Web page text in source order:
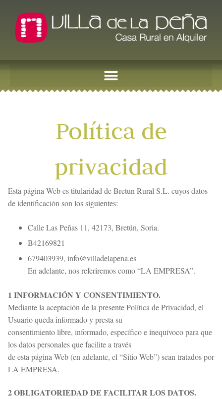
Política de
privacidad
Esta página Web es titularidad de Bretun Rural S.L. cuyos datos
de identificación son los siguientes:
Calle Las Peñas 11, 42173, Bretún, Soria.
B42169821
679403939, info@villadelapena.es
En adelante, nos referiremos como “LA EMPRESA”.
1 INFORMACIÓN Y CONSENTIMIENTO.
Mediante la aceptación de la presente Política de Privacidad, el
Usuario queda informado y presta su
consentimiento libre, informado, específico e inequívoco para que
los datos personales que facilite a través
de esta página Web (en adelante, el “Sitio Web”) sean tratados por
LA EMPRESA.
2 OBLIGATORIEDAD DE FACILITAR LOS DATOS.